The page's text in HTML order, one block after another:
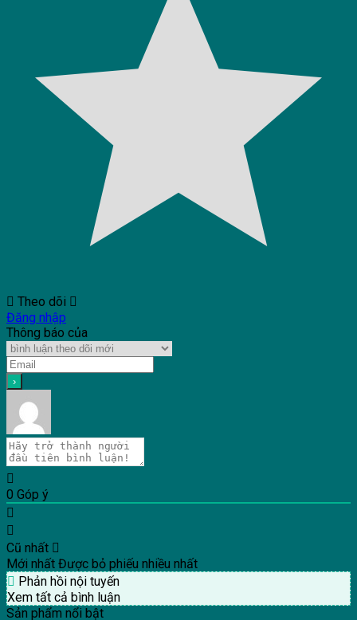
Theo dõi
Đăng nhập
Thông báo của
0 Góp ý
Cũ nhất
Mới nhất Được bỏ phiếu nhiều nhất
Phản hồi nội tuyến
Xem tất cả bình luận
Sản phẩm nổi bật